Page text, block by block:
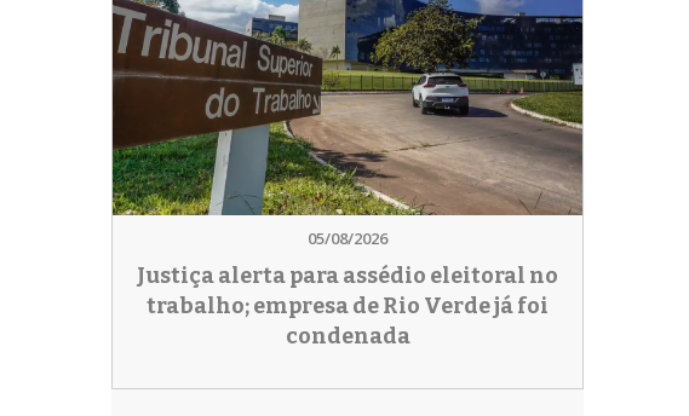
05/08/2026
Justiça alerta para assédio eleitoral no
trabalho; empresa de Rio Verde já foi
condenada